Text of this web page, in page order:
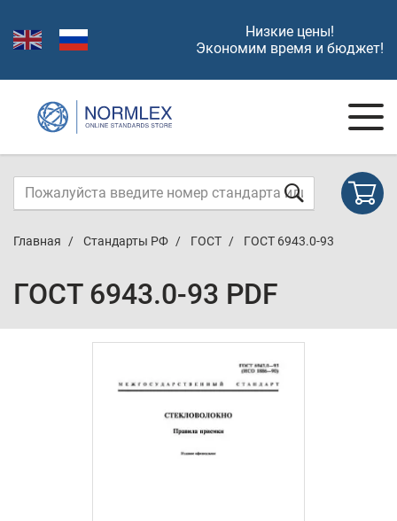
Низкие цены!
Экономим время и бюджет!
Главная Стандарты РФ ГОСТ ГОСТ 6943.0-93
ГОСТ 6943.0-93 PDF